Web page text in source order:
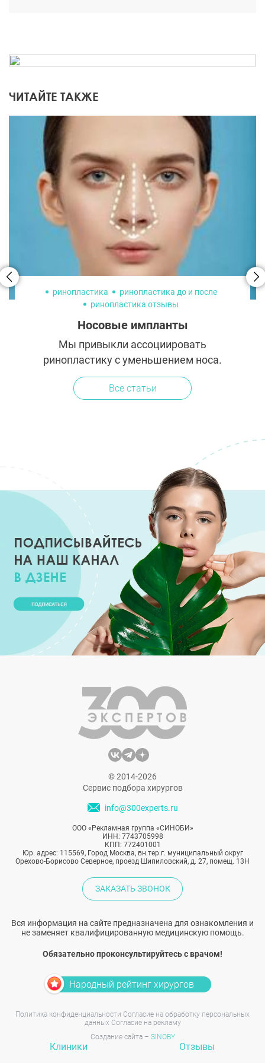
ЧИТАЙТЕ ТАКЖЕ
ринопластика
ринопластика до и после
ринопластика отзывы
Носовые импланты
Мы привыкли ассоциировать
ринопластику с уменьшением носа.
Однако для восстановления здоровых
дыхательных функций и создания
Все статьи
© 2014-2026
Сервис подбора хирургов
info@300experts.ru
ООО «Рекламная группа «СИНОБИ»
ИНН: 7743705998
КПП: 772401001
Юр. адрес: 115569, Город Москва, вн.тер.г. муниципальный округ
Орехово-Борисово Северное, проезд Шипиловский, д. 27, помещ. 13Н
ЗАКАЗАТЬ ЗВОНОК
Вся информация на сайте предназначена для ознакомления и
не заменяет квалифицированную медицинскую помощь.
Обязательно проконсультируйтесь с врачом!
Народный рейтинг хирургов
Политика конфиденциальности Согласие на обработку персональных
данных Согласие на рекламу
Создание сайта – SINOBY
Клиники
Отзывы